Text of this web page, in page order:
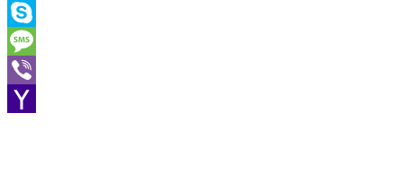
Outlook.com
Skype
Message
Viber